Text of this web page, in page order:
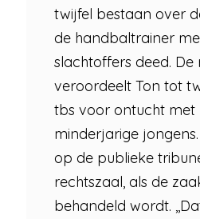
twijfel bestaan over
de handbaltrainer
slachtoffers deed.
veroordeelt Ton tot
tbs voor ontucht met
minderjarige
op de publieke
rechtszaal, als de
behandeld wordt.